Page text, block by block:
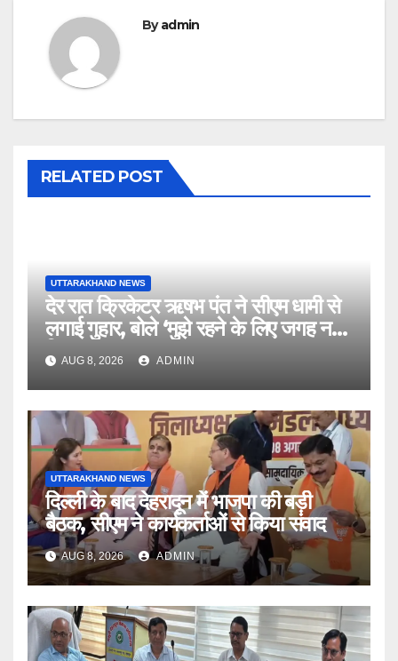
Byadmin
RELATED POST
UTTARAKHAND NEWS
देर रात क्रिकेटर ऋषभ पंत ने सीएम धामी से
लगाई गुहार, बोले ‘मुझे रहने के लिए जगह नहीं
मिल रही’
AUG 8, 2026 ADMIN
UTTARAKHAND NEWS
दिल्ली के बाद देहरादून में भाजपा की बड़ी
बैठक, सीएम ने कार्यकर्ताओं से किया संवाद
AUG 8, 2026 ADMIN